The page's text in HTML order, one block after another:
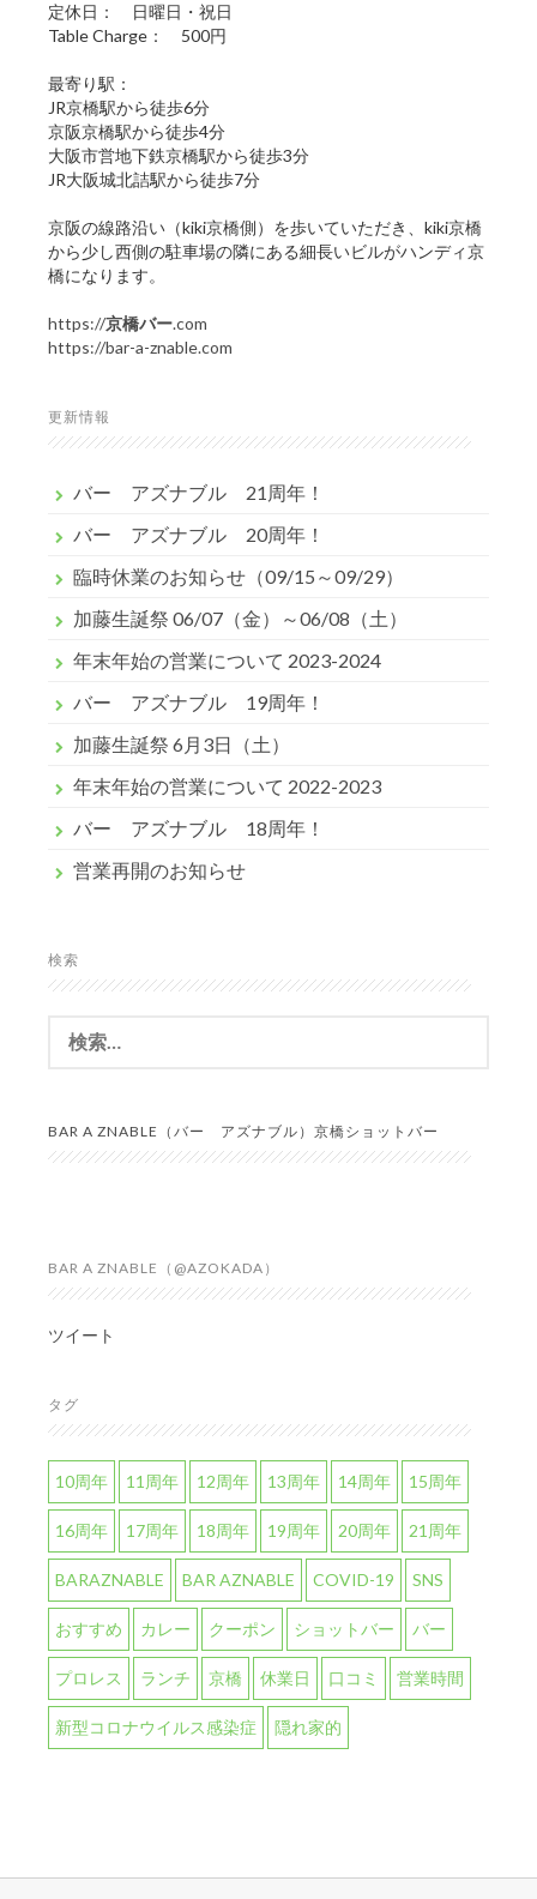
定休日： 日曜日・祝日
Table Charge： 500円
最寄り駅：
JR京橋駅から徒歩6分
京阪京橋駅から徒歩4分
大阪市営地下鉄京橋駅から徒歩3分
JR大阪城北詰駅から徒歩7分
京阪の線路沿い（kiki京橋側）を歩いていただき、kiki京橋
から少し西側の駐車場の隣にある細長いビルがハンディ京
橋になります。
https://京橋バー.com
https://bar-a-znable.com
更新情報
バー アズナブル 21周年！
バー アズナブル 20周年！
臨時休業のお知らせ（09/15～09/29）
加藤生誕祭 06/07（金）～06/08（土）
年末年始の営業について 2023-2024
バー アズナブル 19周年！
加藤生誕祭 6月3日（土）
年末年始の営業について 2022-2023
バー アズナブル 18周年！
営業再開のお知らせ
検索
BAR A ZNABLE（バー アズナブル）京橋ショットバー
BAR A ZNABLE（@AZOKADA）
ツイート
タグ
10周年 11周年 12周年 13周年 14周年 15周年
16周年 17周年 18周年 19周年 20周年 21周年
BARAZNABLE BAR AZNABLE COVID-19 SNS
おすすめ カレー クーポン ショットバー バー
プロレス ランチ 京橋 休業日 口コミ 営業時間
新型コロナウイルス感染症 隠れ家的